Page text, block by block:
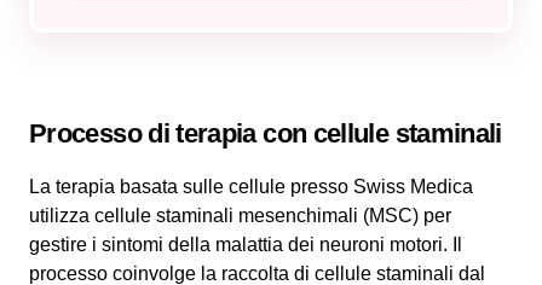
Processo di terapia con cellule staminali
La terapia basata sulle cellule presso Swiss Medica
utilizza cellule staminali mesenchimali (MSC) per
gestire i sintomi della malattia dei neuroni motori. Il
processo coinvolge la raccolta di cellule staminali dal